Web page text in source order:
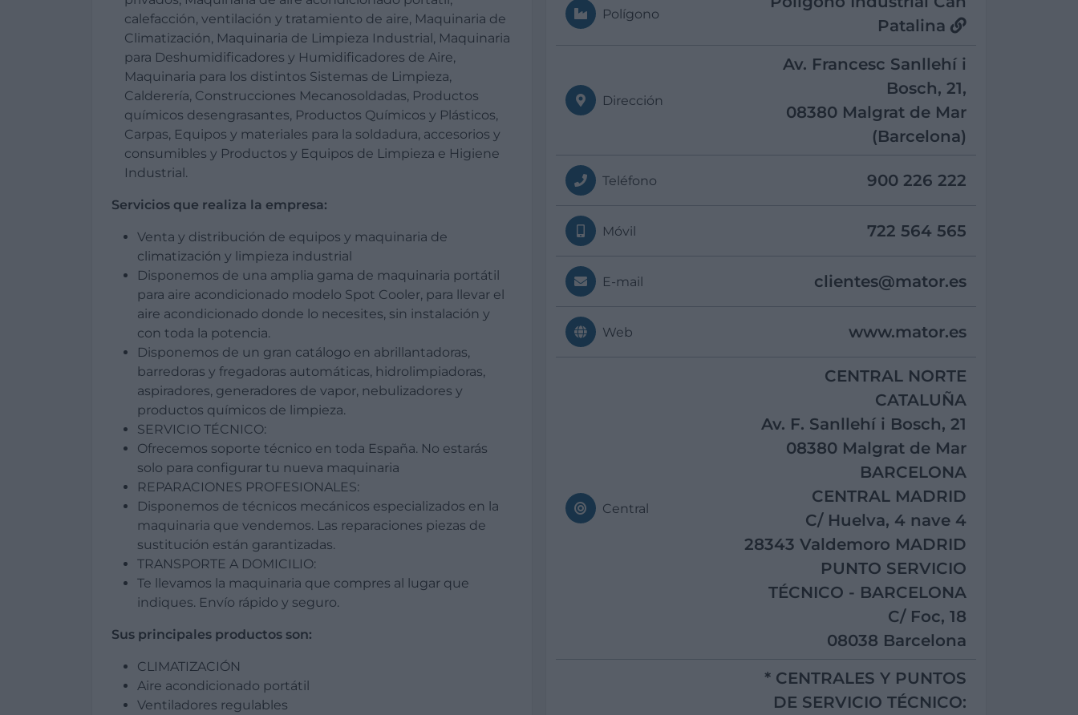
calefacción, ventilación y tratamiento de aire, Maquinaria de
Climatización, Maquinaria de Limpieza Industrial, Maquinaria
para Deshumidificadores y Humidificadores de Aire,
Maquinaria para los distintos Sistemas de Limpieza,
Calderería, Construcciones Mecanosoldadas, Productos
químicos desengrasantes, Productos Químicos y Plásticos,
Carpas, Equipos y materiales para la soldadura, accesorios y
consumibles y Productos y Equipos de Limpieza e Higiene
Industrial.
Servicios que realiza la empresa:
Venta y distribución de equipos y maquinaria de
climatización y limpieza industrial
Disponemos de una amplia gama de maquinaria portátil
para aire acondicionado modelo Spot Cooler, para llevar el
aire acondicionado donde lo necesites, sin instalación y
con toda la potencia.
Disponemos de un gran catálogo en abrillantadoras,
barredoras y fregadoras automáticas, hidrolimpiadoras,
aspiradores, generadores de vapor, nebulizadores y
productos químicos de limpieza.
SERVICIO TÉCNICO:
Ofrecemos soporte técnico en toda España. No estarás
solo para configurar tu nueva maquinaria
REPARACIONES PROFESIONALES:
Disponemos de técnicos mecánicos especializados en la
maquinaria que vendemos. Las reparaciones piezas de
sustitución están garantizadas.
TRANSPORTE A DOMICILIO:
Te llevamos la maquinaria que compres al lugar que
indiques. Envío rápido y seguro.
Sus principales productos son:
CLIMATIZACIÓN
Aire acondicionado portátil
Ventiladores regulables
Polígono
Patalina
Dirección
Av. Francesc Sanllehí i
Bosch, 21,
08380 Malgrat de Mar
(Barcelona)
Teléfono 900 226 222
Móvil 722 564 565
E-mail clientes@mator.es
Web www.mator.es
Central
CENTRAL NORTE
CATALUÑA
Av. F. Sanllehí i Bosch, 21
08380 Malgrat de Mar
BARCELONA
CENTRAL MADRID
C/ Huelva, 4 nave 4
28343 Valdemoro MADRID
PUNTO SERVICIO
TÉCNICO - BARCELONA
C/ Foc, 18
08038 Barcelona
* CENTRALES Y PUNTOS
DE SERVICIO TÉCNICO: